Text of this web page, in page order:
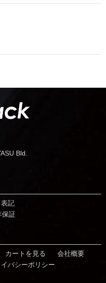
Bld.
記
保証
カートを見る
会社概要
バシーポリシー